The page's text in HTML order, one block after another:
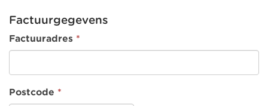
Factuurgegevens
Factuuradres *
Postcode *